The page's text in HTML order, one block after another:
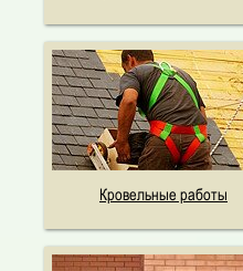
Кровельные работы